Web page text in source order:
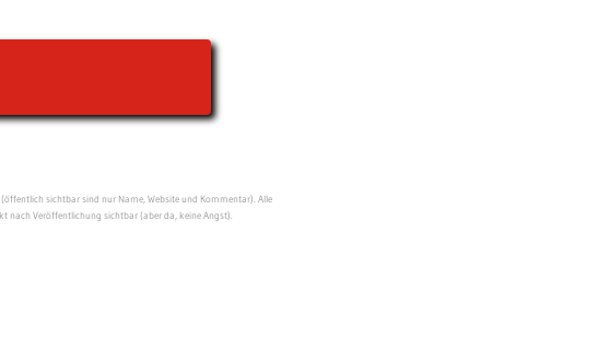
sichtbar sind nur Name, Website und Kommentar). Alle
nach Veröffentlichung sichtbar (aber da, keine Angst).